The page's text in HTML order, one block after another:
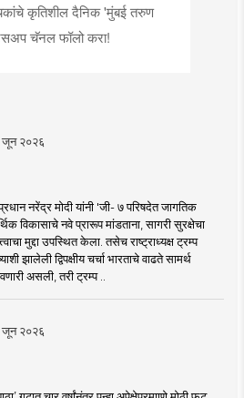
कृतिशील दैनिक 'मुंबई तरुण
चॅनल फॉलो करा!
जून २०२६
नरेंद्र मोदी यांनी 'जी- ७ परिषदेत जागतिक
विकासाचे नवे प्रारूप मांडताना, सागरी सुरक्षेचा
मुद्दा उपस्थित केला. तसेच राष्ट्राध्यक्ष ट्रम्प
झालेली द्विपक्षीय चर्चा भारताचे वाढते सामर्थ
असली, तरी ट्रम्प ..
जून २०२६